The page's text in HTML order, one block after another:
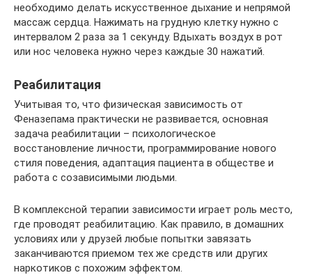
необходимо делать искусственное дыхание и непрямой
массаж сердца. Нажимать на грудную клетку нужно с
интервалом 2 раза за 1 секунду. Вдыхать воздух в рот
или нос человека нужно через каждые 30 нажатий.
Реабилитация
Учитывая то, что физическая зависимость от
Феназепама практически не развивается, основная
задача реабилитации – психологическое
восстановление личности, программирование нового
стиля поведения, адаптация пациента в обществе и
работа с созависимыми людьми.
В комплексной терапии зависимости играет роль место,
где проводят реабилитацию. Как правило, в домашних
условиях или у друзей любые попытки завязать
заканчиваются приемом тех же средств или других
наркотиков с похожим эффектом.